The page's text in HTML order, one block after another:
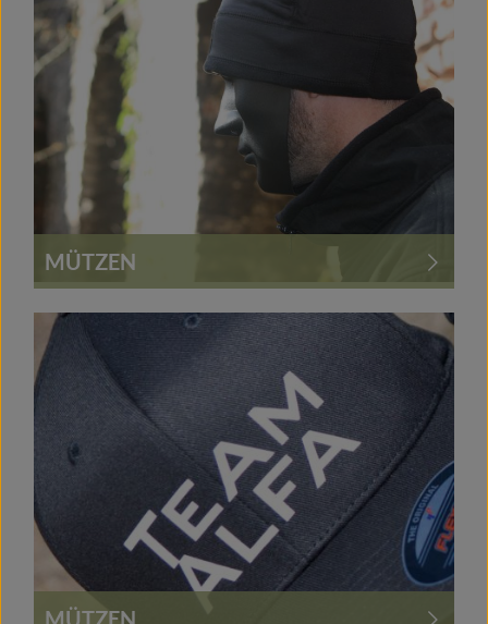
MÜTZEN